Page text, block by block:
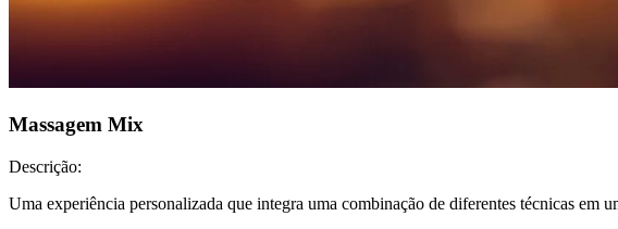
Massagem Mix
Descrição:
Uma experiência personalizada que integra uma combinação de diferentes técnicas em